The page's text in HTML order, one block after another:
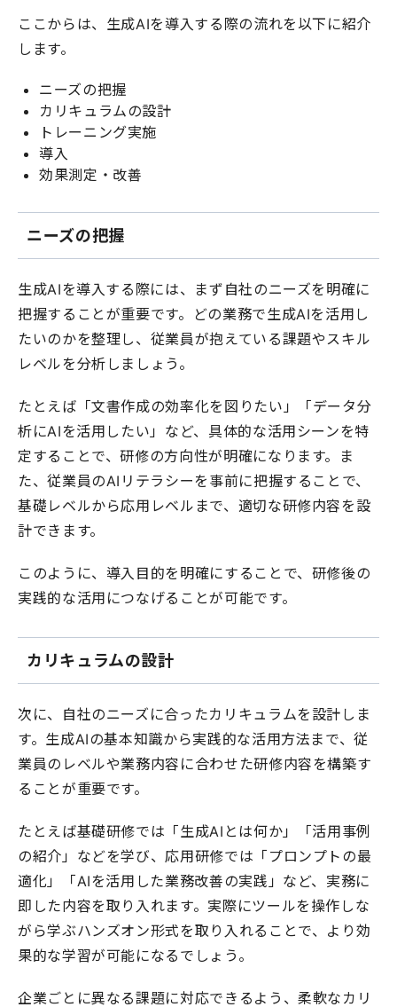
ここからは、生成AIを導入する際の流れを以下に紹介
します。
ニーズの把握
カリキュラムの設計
トレーニング実施
導入
効果測定・改善
ニーズの把握
生成AIを導入する際には、まず自社のニーズを明確に
把握することが重要です。どの業務で生成AIを活用し
たいのかを整理し、従業員が抱えている課題やスキル
レベルを分析しましょう。
たとえば「文書作成の効率化を図りたい」「データ分
析にAIを活用したい」など、具体的な活用シーンを特
定することで、研修の方向性が明確になります。ま
た、従業員のAIリテラシーを事前に把握することで、
基礎レベルから応用レベルまで、適切な研修内容を設
計できます。
このように、導入目的を明確にすることで、研修後の
実践的な活用につなげることが可能です。
カリキュラムの設計
次に、自社のニーズに合ったカリキュラムを設計しま
す。生成AIの基本知識から実践的な活用方法まで、従
業員のレベルや業務内容に合わせた研修内容を構築す
ることが重要です。
たとえば基礎研修では「生成AIとは何か」「活用事例
の紹介」などを学び、応用研修では「プロンプトの最
適化」「AIを活用した業務改善の実践」など、実務に
即した内容を取り入れます。実際にツールを操作しな
がら学ぶハンズオン形式を取り入れることで、より効
果的な学習が可能になるでしょう。
企業ごとに異なる課題に対応できるよう、柔軟なカリ